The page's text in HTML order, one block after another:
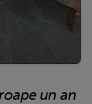
un an